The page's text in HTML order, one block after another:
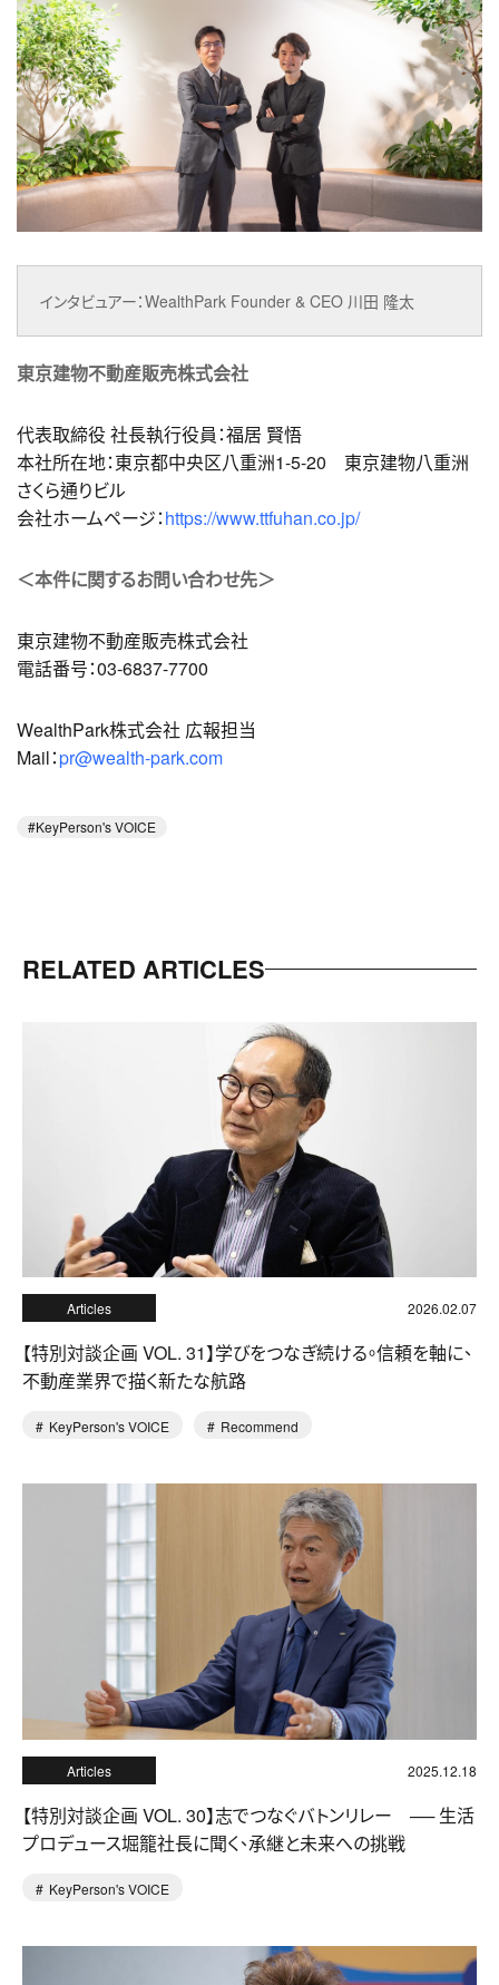
インタビュアー：WealthPark Founder & CEO 川田 隆太
東京建物不動産販売株式会社
代表取締役 社長執行役員：福居 賢悟
本社所在地：東京都中央区八重洲1-5-20 東京建物八重洲
さくら通りビル
会社ホームページ：https://www.ttfuhan.co.jp/
＜本件に関するお問い合わせ先＞
東京建物不動産販売株式会社
電話番号：03-6837-7700
WealthPark株式会社 広報担当
Mail：pr@wealth-park.com
KeyPerson's VOICE
RELATED ARTICLES
Articles 2026.02.07
【特別対談企画 VOL. 31】学びをつなぎ続ける。信頼を軸に、
不動産業界で描く新たな航路
KeyPerson's VOICE Recommend
Articles 2025.12.18
【特別対談企画 VOL. 30】志でつなぐバトンリレー ── 生活
プロデュース堀籠社長に聞く、承継と未来への挑戦
KeyPerson's VOICE